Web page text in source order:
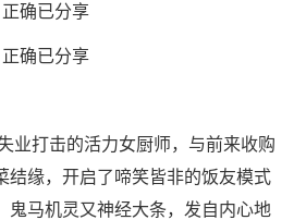
确已分享
确已分享
业打击的活力女厨师，与前来收购
结缘，开启了啼笑皆非的饭友模式
鬼马机灵又神经大条，发自内心地